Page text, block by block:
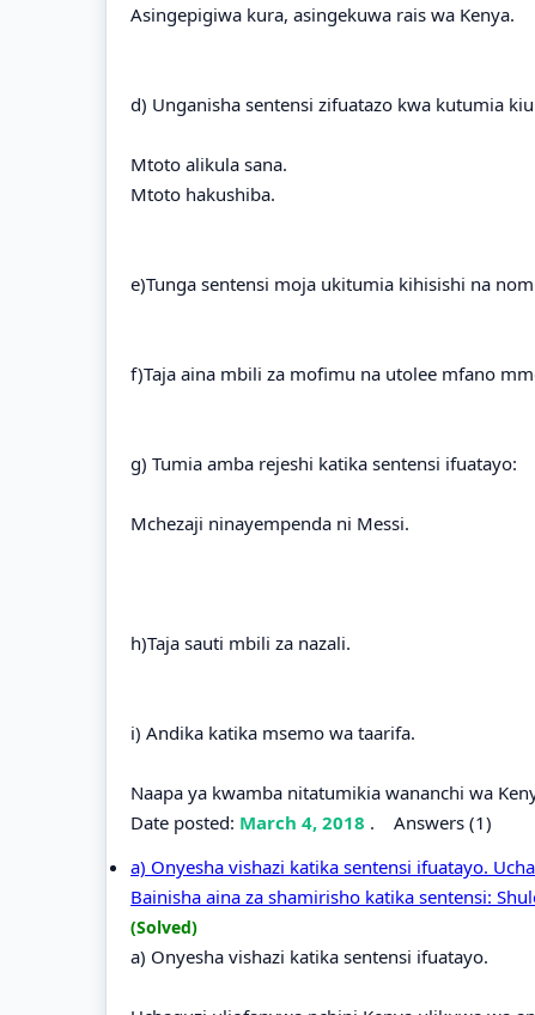
Asingepigiwa kura, asingekuwa rais wa Kenya.
d) Unganisha sentensi zifuatazo kwa kutumia
Mtoto alikula sana.
Mtoto hakushiba.
e)Tunga sentensi moja ukitumia kihisishi na
f)Taja aina mbili za mofimu na utolee mfano
g) Tumia amba rejeshi katika sentensi ifuatayo:
Mchezaji ninayempenda ni Messi.
h)Taja sauti mbili za nazali.
i) Andika katika msemo wa taarifa.
Naapa ya kwamba nitatumikia wananchi wa
Date posted: March 4, 2018 . Answers (1)
a) Onyesha vishazi katika sentensi ifuatayo.
Bainisha aina za shamirisho katika sentensi:
(Solved)
a) Onyesha vishazi katika sentensi ifuatayo.